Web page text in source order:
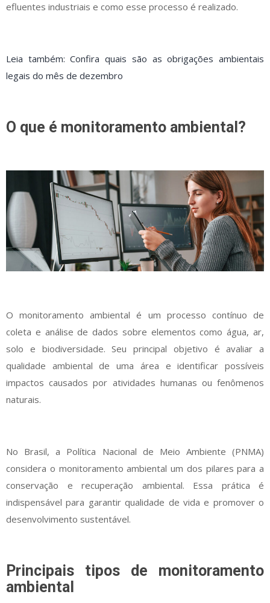
efluentes industriais e como esse processo é realizado.
Leia também: Confira quais são as obrigações ambientais
legais do mês de dezembro
O que é monitoramento ambiental?
O monitoramento ambiental é um processo contínuo de
coleta e análise de dados sobre elementos como água, ar,
solo e biodiversidade. Seu principal objetivo é avaliar a
qualidade ambiental de uma área e identificar possíveis
impactos causados por atividades humanas ou fenômenos
naturais.
No Brasil, a Política Nacional de Meio Ambiente (PNMA)
considera o monitoramento ambiental um dos pilares para a
conservação e recuperação ambiental. Essa prática é
indispensável para garantir qualidade de vida e promover o
desenvolvimento sustentável.
Principais tipos de monitoramento
ambiental